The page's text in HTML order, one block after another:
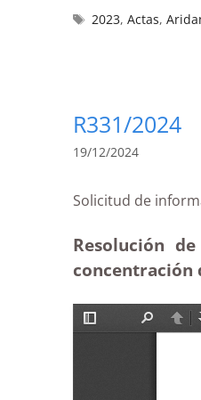
2023,Actas,
R331/2024
19/12/2024
Solicitud de
Resolución
concentración